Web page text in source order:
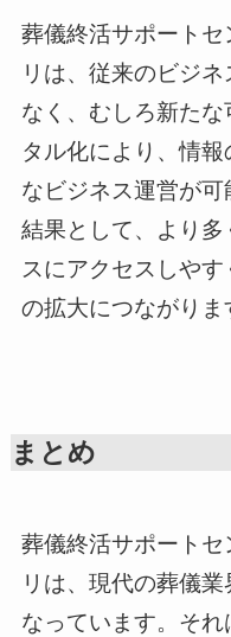
葬儀終活サポート
リは、従来のビジ
なく、むしろ新た
タル化により、情
なビジネス運営が
結果として、より
スにアクセスしや
の拡大につながりま
まとめ
葬儀終活サポート
リは、現代の葬儀
なっています。それ